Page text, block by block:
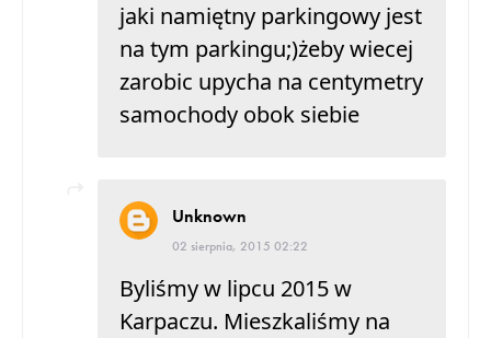
jaki namiętny parkingowy jest
na tym parkingu;)żeby wiecej
zarobic upycha na centymetry
samochody obok siebie
Unknown
02 sierpnia, 2015 02:22
Byliśmy w lipcu 2015 w
Karpaczu. Mieszkaliśmy na